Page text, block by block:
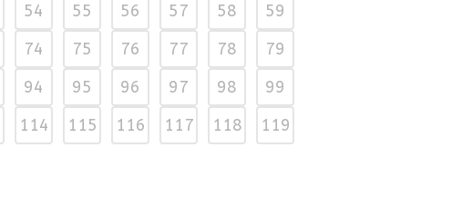
54 55 56 57 58
59
74 75 76 77 78
79
94 95 96 97 98
99
114 115 116 117 118
119